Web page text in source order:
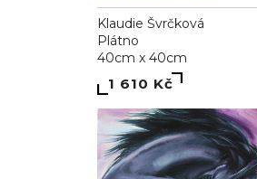
Klaudie Švrčková
Plátno
40cm x 40cm
1 610 Kč